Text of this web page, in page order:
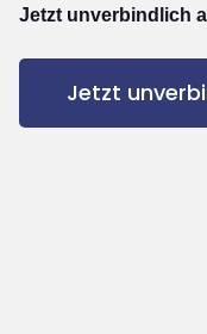
Jetzt unverbindlich
Jetzt